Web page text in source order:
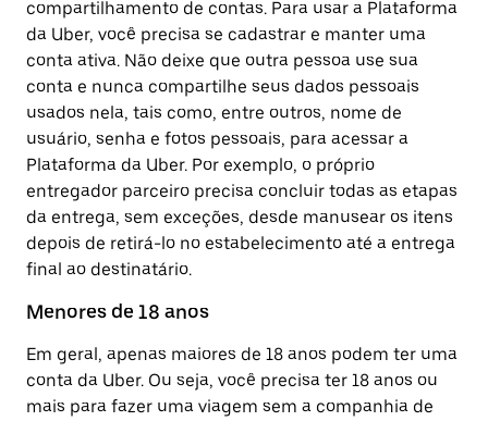
compartilhamento de contas. Para usar a Plataforma
da Uber, você precisa se cadastrar e manter uma
conta ativa. Não deixe que outra pessoa use sua
conta e nunca compartilhe seus dados pessoais
usados nela, tais como, entre outros, nome de
usuário, senha e fotos pessoais, para acessar a
Plataforma da Uber. Por exemplo, o próprio
entregador parceiro precisa concluir todas as etapas
da entrega, sem exceções, desde manusear os itens
depois de retirá-lo no estabelecimento até a entrega
final ao destinatário.
Menores de 18 anos
Em geral, apenas maiores de 18 anos podem ter uma
conta da Uber. Ou seja, você precisa ter 18 anos ou
mais para fazer uma viagem sem a companhia de